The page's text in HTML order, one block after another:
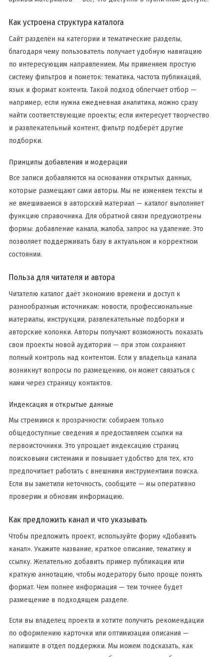
Как устроена структура каталога
Сайт разделён на категории и тематические разделы,
благодаря чему пользователь получает удобную навигацию
по интересующим направлением. Мы применяем простую
систему фильтров и пометок: тематика, частота публикаций,
язык и формат контента. Такой подход облегчает отбор —
например, если нужна ежедневная аналитика, можно сразу
найти соответствующие проекты; если интересует творчество
и развлекательный контент, фильтр подберёт другие
подборки.
Принципы добавления и модерации
Все записи добавляются на основании открытых данных,
которые размещают сами авторы. Мы не изменяем тексты и
не вмешиваемся в авторский материал — каталог выполняет
функцию справочника. Для обратной связи предусмотрены
формы: добавление канала, жалоба, запрос на удаление. Это
позволяет поддерживать базу в актуальном и корректном
состоянии.
Польза для читателя и автора
Читателю каталог даёт экономию времени и доступ к
разнообразным источникам: новости, профессиональные
материалы, инструкции, развлекательные подборки и
авторские колонки. Авторы получают возможность показать
свои проекты новой аудитории — при этом сохраняют
полный контроль над контентом. Если у владельца канала
возникнут вопросы по размещению, он может связаться с
нами через страницу контактов.
Индексация и открытые данные
Мы стремимся к прозрачности: собираем только
общедоступные сведения и предоставляем ссылки на
первоисточники. Это упрощает индексацию страниц
поисковыми системами и повышает удобство для тех, кто
предпочитает работать с внешними инструментами поиска.
Если вы заметили неточность, сообщите — мы оперативно
проверим и обновим информацию.
Как предложить канал и что указывать
Чтобы предложить проект, используйте форму «Добавить
канал». Укажите название, краткое описание, тематику и
ссылку. Желательно добавить пример публикации или
краткую аннотацию, чтобы модератору было проще понять
формат. Чем полнее информация — тем точнее будет
размещение в подходящем разделе.
Если вы владелец проекта и хотите получить рекомендации
по оформлению карточки или оптимизации описания —
напишите в отдел поддержки. Мы можем подсказать, как